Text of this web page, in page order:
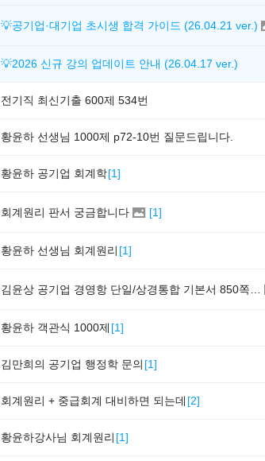
💡공기업·대기업 초시생 합격 가이드 (26.04.21 ver.)
💡2026 신규 강의 업데이트 안내 (26.04.17 ver.)
전기직 최신기출 600제 534번
황윤하 선생님 1000제 p72-10번 질문드립니다.
황윤하 공기업 회계학[1]
회계원리 판서 궁금합니다 [1]
황윤하 선생님 회계원리 [1]
황윤하 객관식 1000제 [1]
김만희의 공기업 행정학 문의 [1]
회계원리 + 중급회계 대비하면 되는데 [2]
황윤하강사님 회계원리 [1]